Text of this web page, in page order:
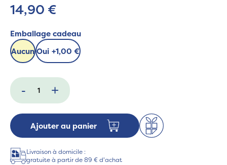
14,90 €
Emballage cadeau
AucunOui +1,00 €
- +
Ajouter au panier
Livraison à domicile :
gratuite à partir de 89 € d'achat